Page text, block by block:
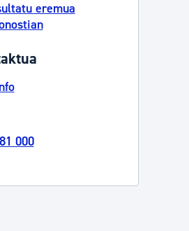
Izapideen katalogoa
laguntza
eremua
000